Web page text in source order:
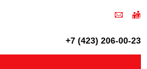
+7 (423) 206-00-23